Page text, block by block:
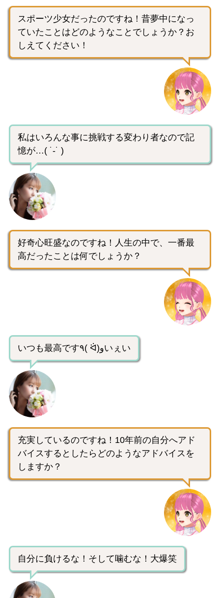
スポーツ少女だったのですね！昔夢中になっ
ていたことはどのようなことでしょうか？お
しえてください！
私はいろんな事に挑戦する変わり者なので記
憶が…( ˙-˙ )
好奇心旺盛なのですね！人生の中で、一番最
高だったことは何でしょうか？
いつも最高です٩( ᐛ)وいぇい
充実しているのですね！10年前の自分へアド
バイスするとしたらどのようなアドバイスを
しますか？
自分に負けるな！そして噛むな！大爆笑